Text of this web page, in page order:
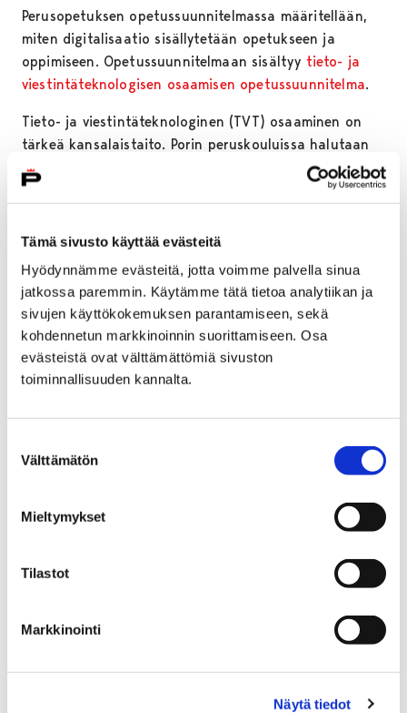
Tämä sivusto käyttää evästeitä
Hyödynnämme evästeitä, jotta voimme palvella sinua
jatkossa paremmin. Käytämme tätä tietoa analytiikan ja
sivujen käyttökokemuksen parantamiseen, sekä
kohdennetun markkinoinnin suorittamiseen. Osa
evästeistä ovat välttämättömiä sivuston
toiminnallisuuden kannalta.
valinta
Välttämätön
Mieltymykset
Tilastot
Markkinointi
Näytä tiedot
Perusopetuksen opetussuunnitelmassa määritellään,
miten digitalisaatio sisällytetään opetukseen ja
oppimiseen. Opetussuunnitelmaan sisältyy tieto- ja
viestintäteknologisen osaamisen opetussuunnitelma.
Tieto- ja viestintäteknologinen (TVT) osaaminen on
tärkeä kansalaistaito. Porin peruskouluissa halutaan
turvata kaikille oppilaille tasapuoliset mahdollisuudet
digitaalisten taitojen kehittämiseen. Porissa jaetaan
luokkalaisille. Myös vuosiluokilla 1-3 opiskellaan
henkilökohtaisia tietokoneita.
Lisätietoja huoltajille muun muassa opetuksen
digitalisaatiosta, kouluissa käytössä olevista
sähköisistä oppimisympäristöistä ja laitteista sekä
digitaalisen osaamisen tavoitteista löytyy